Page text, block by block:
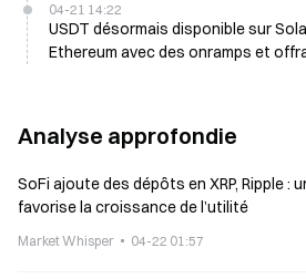
04-21 14:22
USDT désormais disponible sur
Ethereum avec des onramps et
Analyse approfondie
SoFi ajoute des dépôts en XRP, Ripple :
favorise la croissance de l’utilité
Market Whisper 04-22 01:57